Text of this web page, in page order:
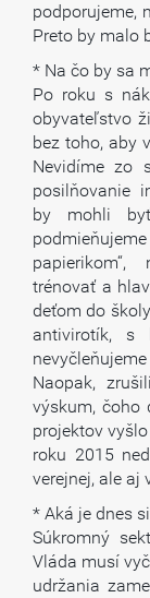
podporujeme,
Preto by malo
* Na čo by sa
Po roku s
obyvateľstvo
bez toho, aby
Nevidíme zo
posilňovanie
by mohli
trénovať a
deťom do
antivirotík, s
Naopak,
výskum, čoho
projektov
roku 2015
verejnej, ale aj
* Aká je dnes
Súkromný
Vláda musí
udržania